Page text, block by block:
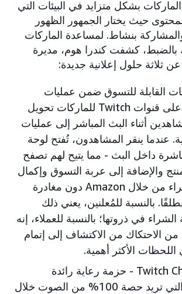
بشكل متزايد في البيئات التي
حيث يختار الجمهور الظهور
والمشاركة بنشاط. لمساعدة الماركات
بالضبط، كشفت كندرا هوم، مديرة
القابلة للتسوق ضمن عمليات
الاستحواذ على قنوات Twitch للماركات تحويل
أثناء البث المباشر إلى عمليات
عندما ينقر المشاهدون، تُفتح لوحة
داخل البث - مما يتيح لهم تصفح
والإضافة إلى عربة التسوق وإكمال
عملية الشراء من خلال Amazon دون مغادرة
بالنسبة للمُعلنين، يعني ذلك
في ذروتها؛ بالنسبة للعملاء، إنه
الاحتكاك من الاكتشاف إلى إتمام
الأكثر أهمية.
Twitch Champions - حزمة رعاية رائدة
للماركات التي تريد حصة 100% من الصوت خلال